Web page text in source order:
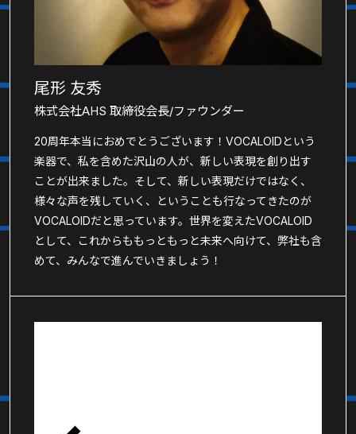
尾形 友秀
株式会社AHS 取締役会長/ファウンダー
20周年本当におめでとうございます！VOCALOIDという
楽器で、私を含めた沢山の人が、新しい表現を創り出す
ことが出来ました。そして、新しい表現だけではなく、
様々な声を残していく、ということも行なってきたのが
VOCALOIDだと思っています。世界を変えたVOCALOID
として、これからももっともっと未来へ向けて、弊社も含
めて、みんなで進んでいきましょう！